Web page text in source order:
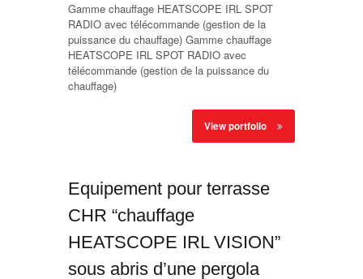
Gamme chauffage HEATSCOPE IRL SPOT
RADIO avec télécommande (gestion de la
puissance du chauffage) Gamme chauffage
HEATSCOPE IRL SPOT RADIO avec
télécommande (gestion de la puissance du
chauffage)
View portfolio
Equipement pour terrasse
CHR “chauffage
HEATSCOPE IRL VISION”
sous abris d’une pergola